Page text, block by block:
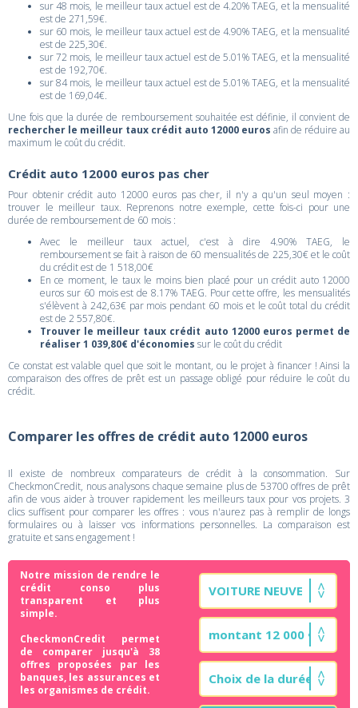
sur 48 mois, le meilleur taux actuel est de 4.20% TAEG, et la mensualité
est de 271,59€.
sur 60 mois, le meilleur taux actuel est de 4.90% TAEG, et la mensualité
est de 225,30€.
sur 72 mois, le meilleur taux actuel est de 5.01% TAEG, et la mensualité
est de 192,70€.
sur 84 mois, le meilleur taux actuel est de 5.01% TAEG, et la mensualité
est de 169,04€.
Une fois que la durée de remboursement souhaitée est définie, il convient de
rechercher le meilleur taux crédit auto 12000 euros afin de réduire au
maximum le coût du crédit.
Crédit auto 12000 euros pas cher
Pour obtenir crédit auto 12000 euros pas cher, il n'y a qu'un seul moyen :
trouver le meilleur taux. Reprenons notre exemple, cette fois-ci pour une
durée de remboursement de 60 mois :
Avec le meilleur taux actuel, c'est à dire 4.90% TAEG, le
remboursement se fait à raison de 60 mensualités de 225,30€ et le coût
du crédit est de 1 518,00€
En ce moment, le taux le moins bien placé pour un crédit auto 12000
euros sur 60 mois est de 8.17% TAEG. Pour cette offre, les mensualités
s'élèvent à 242,63€ par mois pendant 60 mois et le coût total du crédit
est de 2 557,80€.
Trouver le meilleur taux crédit auto 12000 euros permet de
réaliser 1 039,80€ d'économies sur le coût du crédit
Ce constat est valable quel que soit le montant, ou le projet à financer ! Ainsi la
comparaison des offres de prêt est un passage obligé pour réduire le coût du
crédit.
Comparer les offres de crédit auto 12000 euros
Il existe de nombreux comparateurs de crédit à la consommation. Sur
CheckmonCredit, nous analysons chaque semaine plus de 53700 offres de prêt
afin de vous aider à trouver rapidement les meilleurs taux pour vos projets. 3
clics suffisent pour comparer les offres : vous n'aurez pas à remplir de longs
formulaires ou à laisser vos informations personnelles. La comparaison est
gratuite et sans engagement !
Notre mission de rendre le
crédit conso plus
transparent et plus
simple.
CheckmonCredit permet
de comparer jusqu'à 38
offres proposées par les
banques, les assurances et
les organismes de crédit.